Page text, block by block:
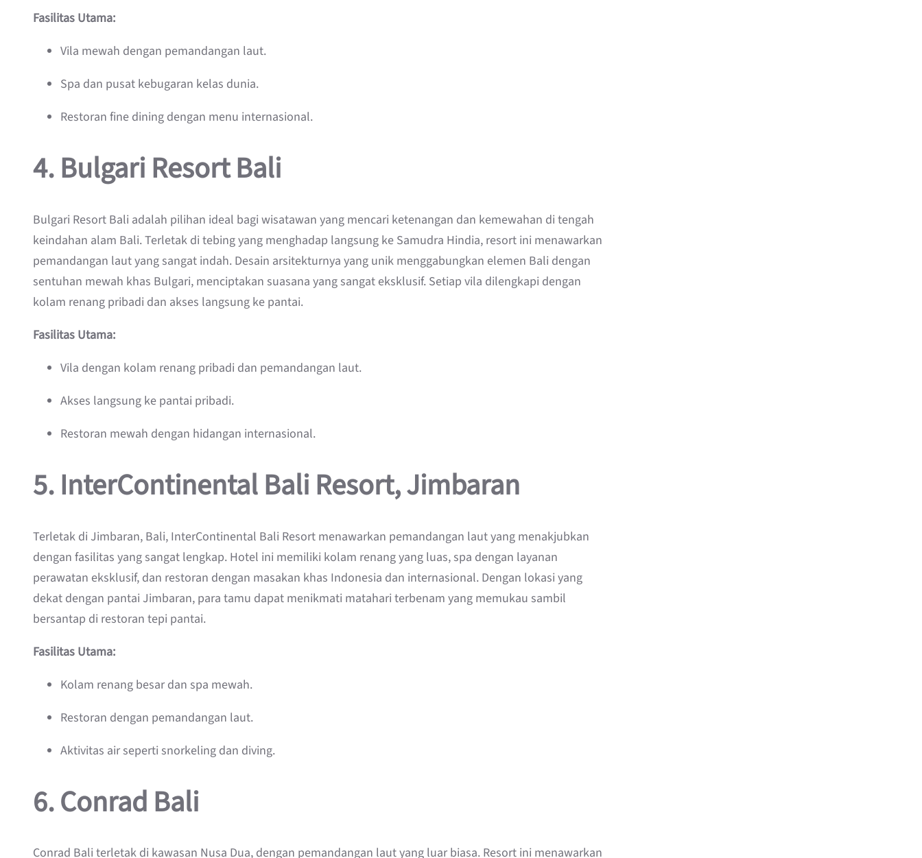
Fasilitas Utama:
Vila mewah dengan pemandangan laut.
Spa dan pusat kebugaran kelas dunia.
Restoran fine dining dengan menu internasional.
4.Bulgari Resort Bali
Bulgari Resort Bali adalah pilihan ideal bagi wisatawan yang mencari ketenangan dan kemewahan di tengah
keindahan alam Bali. Terletak di tebing yang menghadap langsung ke Samudra Hindia, resort ini menawarkan
pemandangan laut yang sangat indah. Desain arsitekturnya yang unik menggabungkan elemen Bali dengan
sentuhan mewah khas Bulgari, menciptakan suasana yang sangat eksklusif. Setiap vila dilengkapi dengan
kolam renang pribadi dan akses langsung ke pantai.
Fasilitas Utama:
Vila dengan kolam renang pribadi dan pemandangan laut.
Akses langsung ke pantai pribadi.
Restoran mewah dengan hidangan internasional.
5.InterContinental Bali Resort, Jimbaran
Terletak di Jimbaran, Bali, InterContinental Bali Resort menawarkan pemandangan laut yang menakjubkan
dengan fasilitas yang sangat lengkap. Hotel ini memiliki kolam renang yang luas, spa dengan layanan
perawatan eksklusif, dan restoran dengan masakan khas Indonesia dan internasional. Dengan lokasi yang
dekat dengan pantai Jimbaran, para tamu dapat menikmati matahari terbenam yang memukau sambil
bersantap di restoran tepi pantai.
Fasilitas Utama:
Kolam renang besar dan spa mewah.
Restoran dengan pemandangan laut.
Aktivitas air seperti snorkeling dan diving.
6.Conrad Bali
Conrad Bali terletak di kawasan Nusa Dua, dengan pemandangan laut yang luar biasa. Resort ini menawarkan